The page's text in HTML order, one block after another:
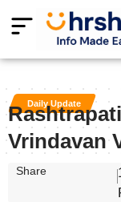
Daily Update
Vrindavan
Share